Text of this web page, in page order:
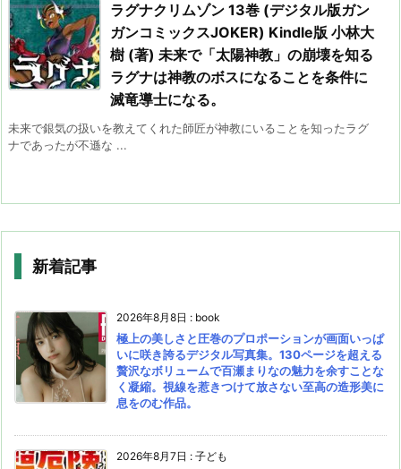
ラグナクリムゾン 13巻 (デジタル版ガン
ガンコミックスJOKER) Kindle版 小林大
樹 (著) 未来で「太陽神教」の崩壊を知る
ラグナは神教のボスになることを条件に
滅竜導士になる。
未来で銀気の扱いを教えてくれた師匠が神教にいることを知ったラグ
ナであったが不遜な ...
新着記事
2026年8月8日 : book
極上の美しさと圧巻のプロポーションが画面いっぱ
いに咲き誇るデジタル写真集。130ページを超える
贅沢なボリュームで百瀬まりなの魅力を余すことな
く凝縮。視線を惹きつけて放さない至高の造形美に
息をのむ作品。
2026年8月7日 : 子ども